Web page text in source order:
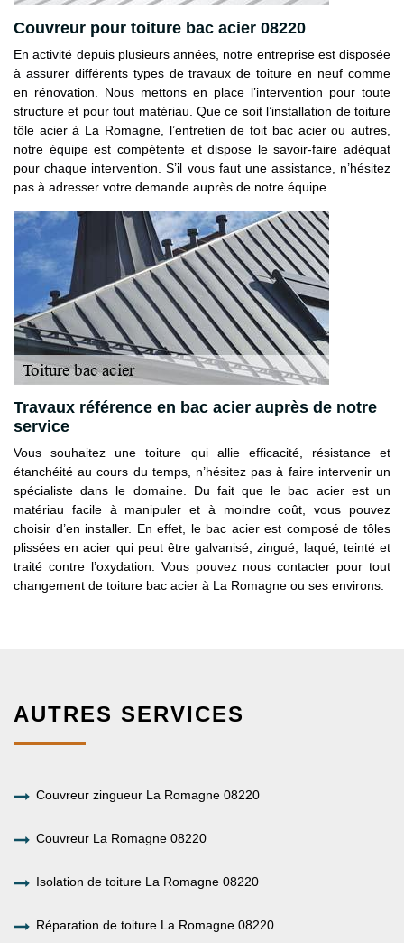
Couvreur pour toiture bac acier 08220
En activité depuis plusieurs années, notre entreprise est disposée
à assurer différents types de travaux de toiture en neuf comme
en rénovation. Nous mettons en place l’intervention pour toute
structure et pour tout matériau. Que ce soit l’installation de toiture
tôle acier à La Romagne, l’entretien de toit bac acier ou autres,
notre équipe est compétente et dispose le savoir-faire adéquat
pour chaque intervention. S’il vous faut une assistance, n’hésitez
pas à adresser votre demande auprès de notre équipe.
Travaux référence en bac acier auprès de notre
service
Vous souhaitez une toiture qui allie efficacité, résistance et
étanchéité au cours du temps, n’hésitez pas à faire intervenir un
spécialiste dans le domaine. Du fait que le bac acier est un
matériau facile à manipuler et à moindre coût, vous pouvez
choisir d’en installer. En effet, le bac acier est composé de tôles
plissées en acier qui peut être galvanisé, zingué, laqué, teinté et
traité contre l’oxydation. Vous pouvez nous contacter pour tout
changement de toiture bac acier à La Romagne ou ses environs.
AUTRES SERVICES
Couvreur zingueur La Romagne 08220
Couvreur La Romagne 08220
Isolation de toiture La Romagne 08220
Réparation de toiture La Romagne 08220